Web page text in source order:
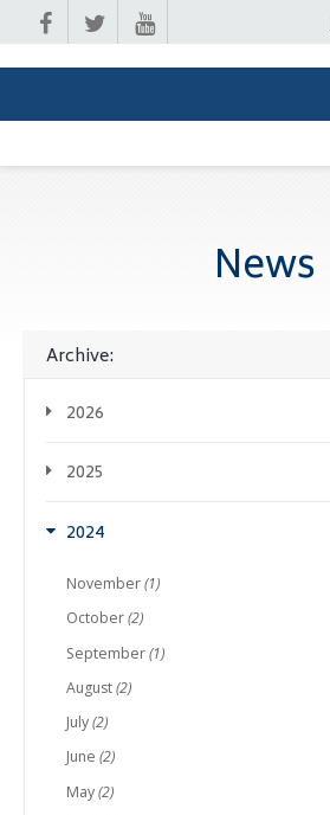
News
Archive:
2026
2025
2024
November(1)
October(2)
September(1)
August(2)
July(2)
June (2)
May(2)